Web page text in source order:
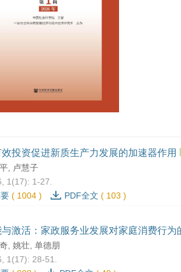
投资促进新质生产力发展的加速器作用
, 卢慧子
1(17): 1-27.
( 1004 ) PDF全文 ( 103 )
与激活：家政服务业发展对家庭消费行为
, 姚壮, 单德朋
1(17): 28-51.